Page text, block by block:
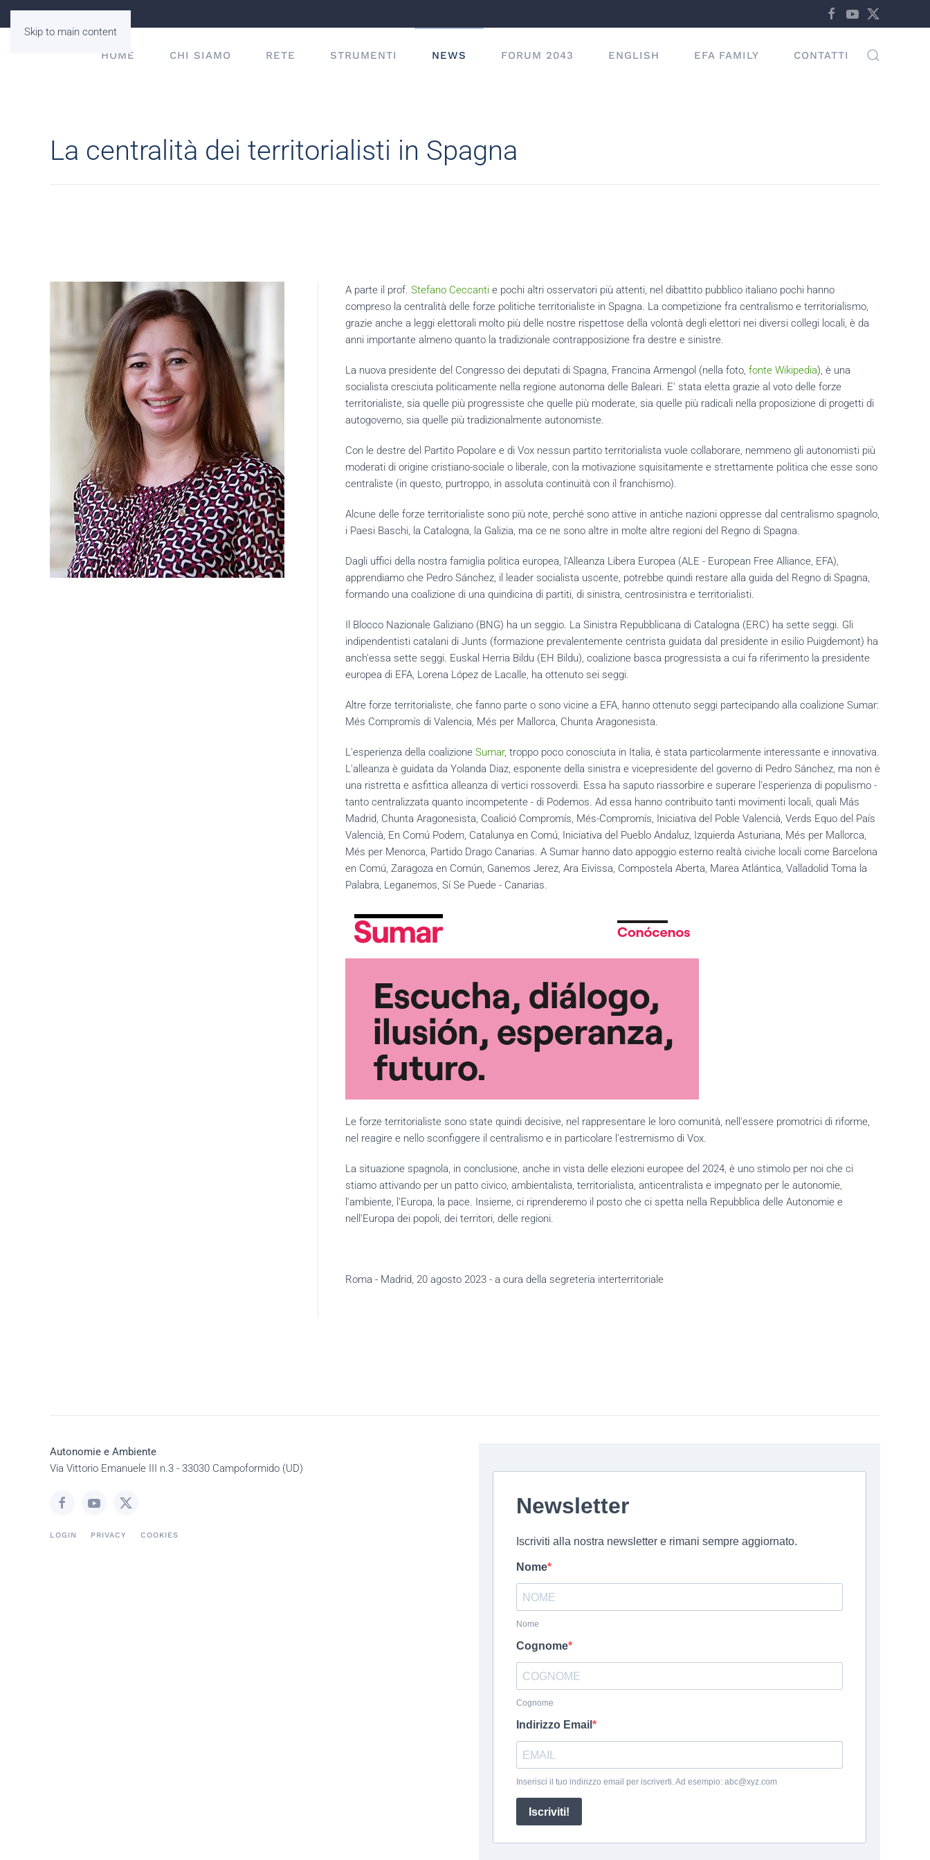
Skip to main content
HOME
CHI SIAMO RETE STRUMENTI NEWS FORUM 2043 ENGLISH EFA FAMILY CONTATTI
La centralità dei territorialisti in Spagna
A parte il prof. Stefano Ceccantie pochi altri osservatori più attenti, nel dibattito pubblico italiano pochi hanno
compreso la centralità delle forze politiche territorialiste in Spagna. La competizione fra centralismo e territorialismo,
grazie anche a leggi elettorali molto più delle nostre rispettose della volontà degli elettori nei diversi collegi locali, è da
anni importante almeno quanto la tradizionale contrapposizione fra destre e sinistre.
La nuova presidente del Congresso dei deputati di Spagna, Francina Armengol (nella foto, fonte Wikipedia), è una
socialista cresciuta politicamente nella regione autonoma delle Baleari. E' stata eletta grazie al voto delle forze
territorialiste, sia quelle più progressiste che quelle più moderate, sia quelle più radicali nella proposizione di progetti di
autogoverno, sia quelle più tradizionalmente autonomiste.
Con le destre del Partito Popolare e di Vox nessun partito territorialista vuole collaborare, nemmeno gli autonomisti più
moderati di origine cristiano-sociale o liberale, con la motivazione squisitamente e strettamente politica che esse sono
centraliste (in questo, purtroppo, in assoluta continuità con il franchismo).
Alcune delle forze territorialiste sono più note, perché sono attive in antiche nazioni oppresse dal centralismo spagnolo,
i Paesi Baschi, la Catalogna, la Galizia, ma ce ne sono altre in molte altre regioni del Regno di Spagna.
Dagli uffici della nostra famiglia politica europea, l'Alleanza Libera Europea (ALE - European Free Alliance, EFA),
apprendiamo che Pedro Sánchez, il leader socialista uscente, potrebbe quindi restare alla guida del Regno di Spagna,
formando una coalizione di una quindicina di partiti, di sinistra, centrosinistra e territorialisti.
Il Blocco Nazionale Galiziano (BNG) ha un seggio. La Sinistra Repubblicana di Catalogna (ERC) ha sette seggi. Gli
indipendentisti catalani di Junts (formazione prevalentemente centrista guidata dal presidente in esilio Puigdemont) ha
anch'essa sette seggi. Euskal Herria Bildu (EH Bildu), coalizione basca progressista a cui fa riferimento la presidente
europea di EFA, Lorena Lópezde Lacalle, ha ottenuto sei seggi.
Altre forze territorialiste, che fanno parte o sono vicine a EFA, hanno ottenuto seggi partecipando alla coalizione Sumar:
Més Compromís di Valencia, Més per Mallorca, Chunta Aragonesista.
L'esperienza della coalizione Sumar, troppo poco conosciuta in Italia, è stata particolarmente interessante e innovativa.
L'alleanza è guidata da Yolanda Diaz, esponente della sinistra e vicepresidente del governo di Pedro Sánchez, ma non è
una ristretta e asfittica alleanza di vertici rossoverdi. Essa ha saputo riassorbire e superare l'esperienza di populismo -
tanto centralizzata quanto incompetente - di Podemos. Ad essa hanno contribuito tanti movimenti locali, quali Más
Madrid, Chunta Aragonesista, Coalició Compromís, Més-Compromís, Iniciativa del Poble Valencià, Verds Equo del País
Valencià, En Comú Podem, Catalunya en Comú, Iniciativa del Pueblo Andaluz, Izquierda Asturiana, Més per Mallorca,
Més per Menorca, Partido Drago Canarias. A Sumar hanno dato appoggio esterno realtà civiche locali come Barcelona
en Comú, Zaragoza en Común, Ganemos Jerez, Ara Eivissa, Compostela Aberta, Marea Atlántica, Valladolid Toma la
Palabra, Leganemos, Sí Se Puede - Canarias.
Le forze territorialiste sono state quindi decisive, nel rappresentare le loro comunità, nell'essere promotrici di riforme,
nel reagire e nello sconfiggere il centralismo e in particolare l'estremismo di Vox.
La situazione spagnola, in conclusione, anche in vista delle elezioni europee del 2024, è uno stimolo per noi che ci
stiamo attivando per un patto civico, ambientalista, territorialista, anticentralista e impegnato per le autonomie,
l'ambiente, l'Europa, la pace. Insieme, ci riprenderemo il posto che ci spetta nella Repubblica delle Autonomie e
nell'Europa dei popoli, dei territori, delle regioni.
Roma - Madrid, 20 agosto 2023 - a cura della segreteria interterritoriale
Autonomie e Ambiente
Via Vittorio Emanuele III n.3 - 33030 Campoformido (UD)
LOGIN PRIVACY COOKIES